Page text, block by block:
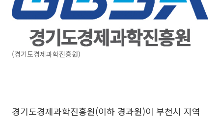
(경기도경제과학진흥원)
경기도경제과학진흥원(이하 경과원)이 부천시 지역